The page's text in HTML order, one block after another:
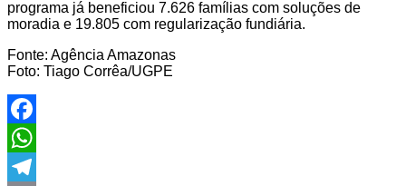
programa já beneficiou 7.626 famílias com soluções de
moradia e 19.805 com regularização fundiária.
Fonte: Agência Amazonas
Foto: Tiago Corrêa/UGPE
Facebook
WhatsApp